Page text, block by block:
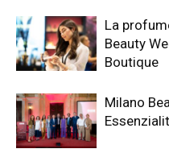
La
Beauty
Boutique
Milano